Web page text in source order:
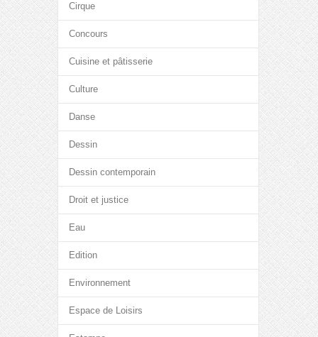
Cirque
Concours
Cuisine et pâtisserie
Culture
Danse
Dessin
Dessin contemporain
Droit et justice
Eau
Edition
Environnement
Espace de Loisirs